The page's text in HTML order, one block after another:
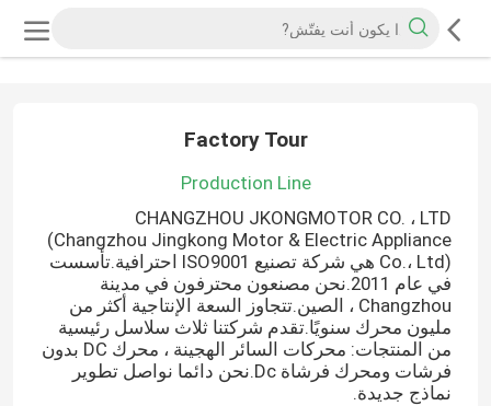
Factory Tour
Production Line
CHANGZHOU JKONGMOTOR CO. ، LTD
(Changzhou Jingkong Motor & Electric Appliance
Co.، Ltd) هي شركة تصنيع ISO9001 احترافية.تأسست
في عام 2011.نحن مصنعون محترفون في مدينة
Changzhou ، الصين.تتجاوز السعة الإنتاجية أكثر من
مليون محرك سنويًا.تقدم شركتنا ثلاث سلاسل رئيسية
من المنتجات: محركات السائر الهجينة ، محرك DC بدون
فرشات ومحرك فرشاة Dc.نحن دائما نواصل تطوير
نماذج جديدة.